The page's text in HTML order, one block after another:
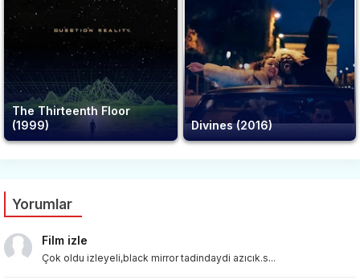
The Thirteenth Floor
(1999)
Divines (2016)
Yorumlar
Film izle
Çok oldu izleyeli,black mirror tadindaydi azıcık.s...